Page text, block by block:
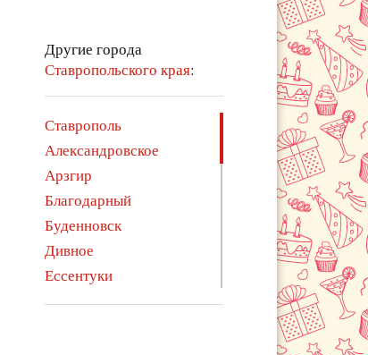
Другие города
Ставропольского края:
Ставрополь
Александровское
Арзгир
Благодарный
Буденновск
Дивное
Ессентуки
Железноводск